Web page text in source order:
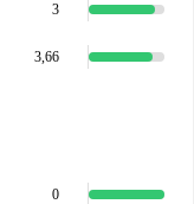
3
3,66
0